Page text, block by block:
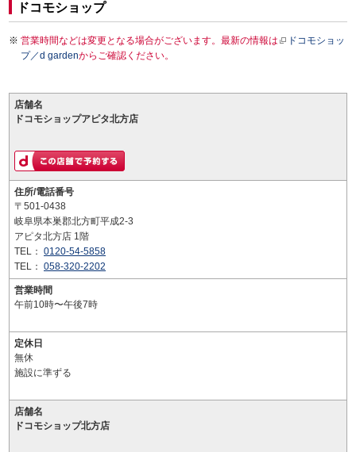
ドコモショップ
営業時間などは変更となる場合がございます。最新の情報は
ドコモショッ
プ／d gardenからご確認ください。
店舗名
ドコモショップアピタ北方店
住所/電話番号
〒501-0438
岐阜県本巣郡北方町平成2-3
アピタ北方店 1階
TEL： 0120-54-5858
TEL： 058-320-2202
営業時間
午前10時〜午後7時
定休日
無休
施設に準ずる
店舗名
ドコモショップ北方店